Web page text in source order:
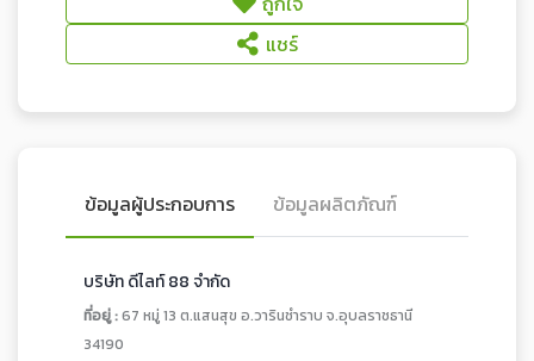
แชร์
ข้อมูลผู้ประกอบการ ข้อมูลผลิตภัณฑ์
บริษัท ดีไลท์ 88 จำกัด
ที่อยู่ :67 หมู่ 13 ต.แสนสุข อ.วารินชำราบ จ.อุบลราชธานี
34190